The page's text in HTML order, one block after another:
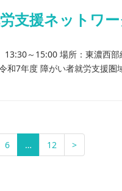
支援ネットワ
13:30～15:00 場所：東濃
和7年度 障がい者就労支援
6 … 12 >